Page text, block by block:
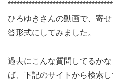
ひろゆきさんの動画で、寄
答形式にしてみました。
過去にこんな質問してるか
ば、下記のサイトから検索し